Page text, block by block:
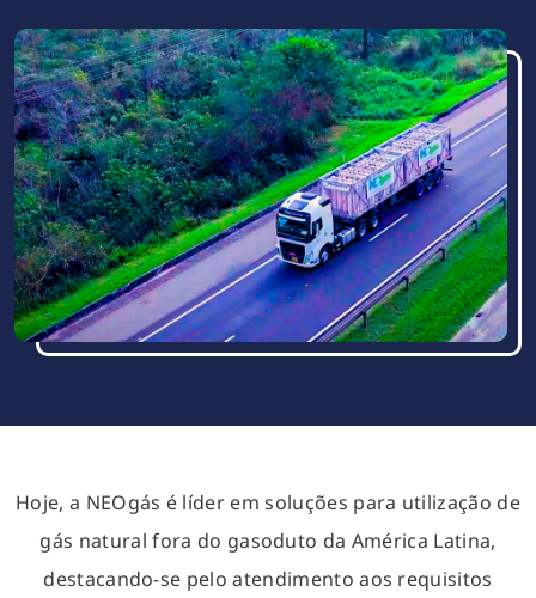
Hoje, a NEOgás é líder em soluções para utilização de
gás natural fora do gasoduto da América Latina,
destacando-se pelo atendimento aos requisitos